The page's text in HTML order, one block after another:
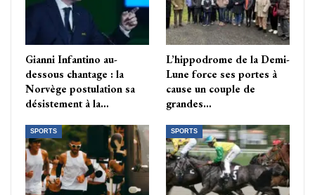
Gianni Infantino au-
dessous chantage : la
Norvège postulation sa
désistement à la…
L’hippodrome de la Demi-
Lune force ses portes à
cause un couple de
grandes…
SPORTS SPORTS